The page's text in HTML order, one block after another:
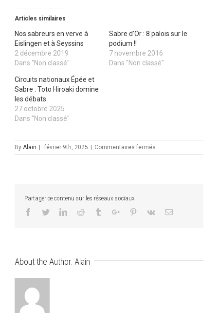
Articles similaires
Nos sabreurs en verve à
Eislingen et à Seyssins
2 décembre 2019
Dans "Non classé"
Sabre d’Or : 8 palois sur le
podium !!
7 novembre 2016
Dans "Non classé"
Circuits nationaux Épée et
Sabre : Toto Hiroaki domine
les débats
27 octobre 2025
Dans "Non classé"
By Alain février 9th, 2025 Commentaires fermés
Les
Roubaix
Partager ce contenu sur les réseaux sociaux
Facebook
TwitterLinkedinReddit TumblrGoogle+Pinterest
Vk Email
About the Author: Alain